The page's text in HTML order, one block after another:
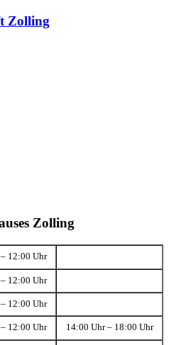
Zolling
Zolling
12:00 Uhr
12:00 Uhr
12:00 Uhr
12:00 Uhr 14:00 Uhr – 18:00 Uhr